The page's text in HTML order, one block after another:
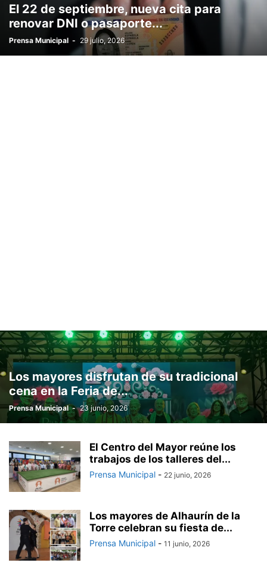
El 22 de septiembre, nueva cita para
renovar DNI o pasaporte...
Prensa Municipal - 29 julio, 2026
Los mayores disfrutan de su tradicional
cena en la Feria de...
Prensa Municipal - 23 junio, 2026
El Centro del Mayor reúne los
trabajos de los talleres del...
Prensa Municipal - 22 junio, 2026
Los mayores de Alhaurín de la
Torre celebran su fiesta de...
Prensa Municipal - 11 junio, 2026